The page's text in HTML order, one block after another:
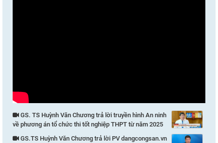
GS. TS Huỳnh Văn Chương trả lời truyền hình An ninh
về phương án tổ chức thi tốt nghiệp THPT từ năm 2025
GS.TS Huỳnh Văn Chương trả lời PV dangcongsan.vn